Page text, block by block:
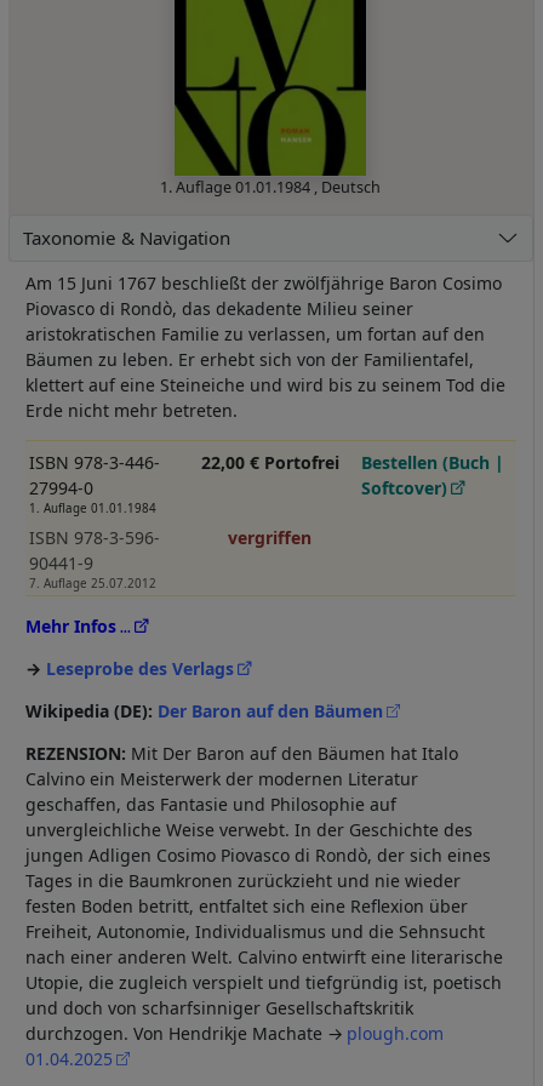
1. Auflage01.01.1984 , Deutsch
Taxonomie & Navigation
Am 15 Juni 1767 beschließt der zwölfjährige Baron Cosimo
Piovasco di Rondò, das dekadente Milieu seiner
aristokratischen Familie zu verlassen, um fortan auf den
Bäumen zu leben. Er erhebt sich von der Familientafel,
klettert auf eine Steineiche und wird bis zu seinem Tod die
Erde nicht mehr betreten.
ISBN 978-3-446-
27994-0
1. Auflage 01.01.1984
22,00 € Portofrei
Bestellen (Buch |
Softcover)
ISBN 978-3-596-
90441-9
7. Auflage 25.07.2012
vergriffen
Mehr Infos
Leseprobe des Verlags
Wikipedia (DE): Der Baron auf den Bäumen
REZENSION: Mit Der Baron auf den Bäumen hat Italo
Calvino ein Meisterwerk der modernen Literatur
geschaffen, das Fantasie und Philosophie auf
unvergleichliche Weise verwebt. In der Geschichte des
jungen Adligen Cosimo Piovasco di Rondò, der sich eines
Tages in die Baumkronen zurückzieht und nie wieder
festen Boden betritt, entfaltet sich eine Reflexion über
Freiheit, Autonomie, Individualismus und die Sehnsucht
nach einer anderen Welt. Calvino entwirft eine literarische
Utopie, die zugleich verspielt und tiefgründig ist, poetisch
und doch von scharfsinniger Gesellschaftskritik
durchzogen. Von Hendrikje Machate
plough.com
01.04.2025